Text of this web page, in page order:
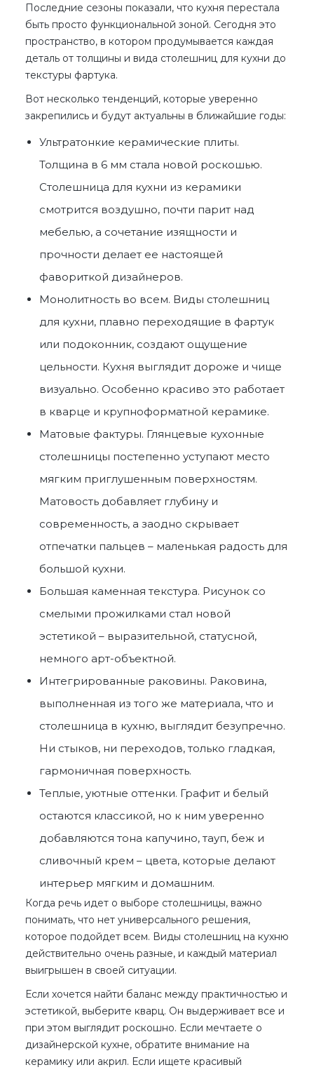
Последние сезоны показали, что кухня перестала
быть просто функциональной зоной. Сегодня это
пространство, в котором продумывается каждая
деталь от толщины и вида столешниц для кухни до
текстуры фартука.
Вот несколько тенденций, которые уверенно
закрепились и будут актуальны в ближайшие годы:
Ультратонкие керамические плиты.
Толщина в 6 мм стала новой роскошью.
Столешница для кухни из керамики
смотрится воздушно, почти парит над
мебелью, а сочетание изящности и
прочности делает ее настоящей
фавориткой дизайнеров.
Монолитность во всем. Виды столешниц
для кухни, плавно переходящие в фартук
или подоконник, создают ощущение
цельности. Кухня выглядит дороже и чище
визуально. Особенно красиво это работает
в кварце и крупноформатной керамике.
Матовые фактуры. Глянцевые кухонные
столешницы постепенно уступают место
мягким приглушенным поверхностям.
Матовость добавляет глубину и
современность, а заодно скрывает
отпечатки пальцев – маленькая радость для
большой кухни.
Большая каменная текстура. Рисунок со
смелыми прожилками стал новой
эстетикой – выразительной, статусной,
немного арт-объектной.
Интегрированные раковины. Раковина,
выполненная из того же материала, что и
столешница в кухню, выглядит безупречно.
Ни стыков, ни переходов, только гладкая,
гармоничная поверхность.
Теплые, уютные оттенки. Графит и белый
остаются классикой, но к ним уверенно
добавляются тона капучино, тауп, беж и
сливочный крем – цвета, которые делают
интерьер мягким и домашним.
Когда речь идет о выборе столешницы, важно
понимать, что нет универсального решения,
которое подойдет всем. Виды столешниц на кухню
действительно очень разные, и каждый материал
выигрышен в своей ситуации.
Если хочется найти баланс между практичностью и
эстетикой, выберите кварц. Он выдерживает все и
при этом выглядит роскошно. Если мечтаете о
дизайнерской кухне, обратите внимание на
керамику или акрил. Если ищете красивый